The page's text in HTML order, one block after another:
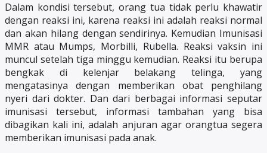
Dalam kondisi tersebut, orang tua tidak perlu khawatir
dengan reaksi ini, karena reaksi ini adalah reaksi normal
dan akan hilang dengan sendirinya. Kemudian Imunisasi
MMR atau Mumps, Morbilli, Rubella. Reaksi vaksin ini
muncul setelah tiga minggu kemudian. Reaksi itu berupa
bengkak di kelenjar belakang telinga, yang
mengatasinya dengan memberikan obat penghilang
nyeri dari dokter. Dan dari berbagai informasi seputar
imunisasi tersebut, informasi tambahan yang bisa
dibagikan kali ini, adalah anjuran agar orangtua segera
memberikan imunisasi pada anak.